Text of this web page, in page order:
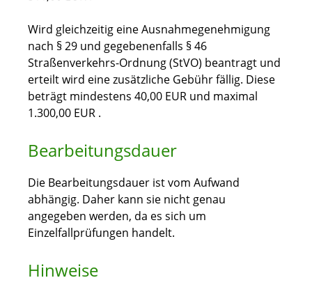
Wird gleichzeitig eine Ausnahmegenehmigung
nach § 29 und gegebenenfalls § 46
Straßenverkehrs-Ordnung (StVO) beantragt und
erteilt wird eine zusätzliche Gebühr fällig. Diese
beträgt mindestens 40,00 EUR und maximal
1.300,00 EUR .
Bearbeitungsdauer
Die Bearbeitungsdauer ist vom Aufwand
abhängig. Daher kann sie nicht genau
angegeben werden, da es sich um
Einzelfallprüfungen handelt.
Hinweise